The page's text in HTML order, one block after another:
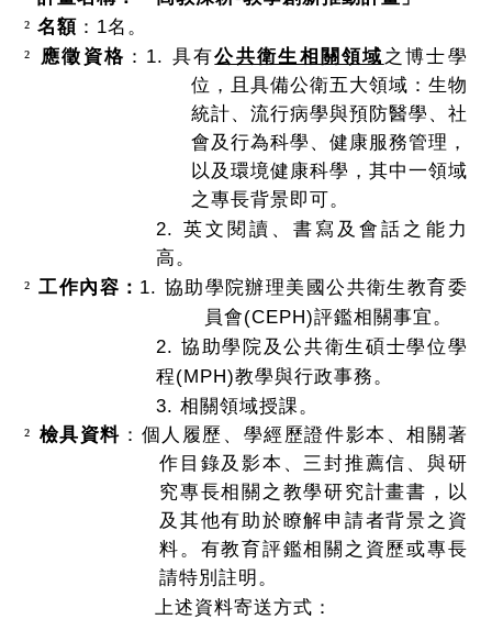
² 名額 ： 1名。
² 應徵資格 ： 1. 具有公共衛生相關領域 之博士學
位，且具備公衛五大領域：生物
統計、流行病學與預防醫學、社
會及行為科學、健康服務管理，
以及環境健康科學，其中一領域
之專長背景即可。
2. 英文閱讀、書寫及會話之能力
高。
² 工作內容： 1. 協助學院辦理美國公共衛生教育委
員會(CEPH)評鑑相關事宜。
2.協助學院及公共衛生碩士學位學
程(MPH)教學與行政事務。
3.相關領域授課。
² 檢具資料 ：個人履歷、學經歷證件影本、相關著
作目錄及影本、三封推薦信、與研
究專長相關之教學研究計畫書，以
及其他有助於瞭解申請者背景之資
料。有教育評鑑相關之資歷或專長
請特別註明。
上述資料寄送方式：